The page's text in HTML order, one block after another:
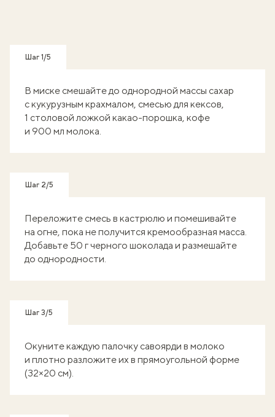
Шаг 1/5
В миске смешайте до однородной массы сахар
с кукурузным крахмалом, смесью для кексов,
1 столовой ложкой какао-порошка, кофе
и 900 мл молока.
Шаг 2/5
Переложите смесь в кастрюлю и помешивайте
на огне, пока не получится кремообразная масса.
Добавьте 50 г черного шоколада и размешайте
до однородности.
Шаг 3/5
Окуните каждую палочку савоярди в молоко
и плотно разложите их в прямоугольной форме
(32×20 см).